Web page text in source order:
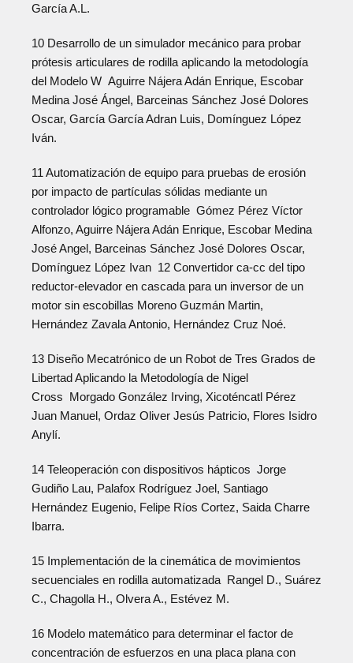
García A.L.
10 Desarrollo de un simulador mecánico para probar
prótesis articulares de rodilla aplicando la metodología
del Modelo W Aguirre Nájera Adán Enrique, Escobar
Medina José Ángel, Barceinas Sánchez José Dolores
Oscar, García García Adran Luis, Domínguez López
Iván.
11 Automatización de equipo para pruebas de erosión
por impacto de partículas sólidas mediante un
controlador lógico programable Gómez Pérez Víctor
Alfonzo, Aguirre Nájera Adán Enrique, Escobar Medina
José Angel, Barceinas Sánchez José Dolores Oscar,
Domínguez López Ivan 12 Convertidor ca-cc del tipo
reductor-elevador en cascada para un inversor de un
motor sin escobillas Moreno Guzmán Martin,
Hernández Zavala Antonio, Hernández Cruz Noé.
13 Diseño Mecatrónico de un Robot de Tres Grados de
Libertad Aplicando la Metodología de Nigel
Cross Morgado González Irving, Xicoténcatl Pérez
Juan Manuel, Ordaz Oliver Jesús Patricio, Flores Isidro
Anylí.
14 Teleoperación con dispositivos hápticos Jorge
Gudiño Lau, Palafox Rodríguez Joel, Santiago
Hernández Eugenio, Felipe Ríos Cortez, Saida Charre
Ibarra.
15 Implementación de la cinemática de movimientos
secuenciales en rodilla automatizada Rangel D., Suárez
C., Chagolla H., Olvera A., Estévez M.
16 Modelo matemático para determinar el factor de
concentración de esfuerzos en una placa plana con